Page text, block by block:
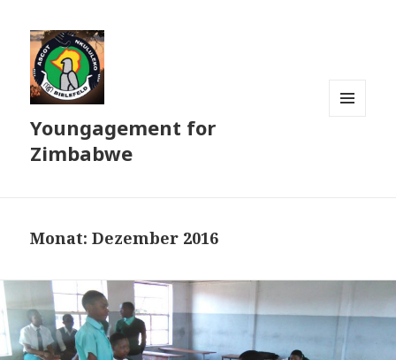
Youngagement for
Zimbabwe
Monat:Dezember 2016